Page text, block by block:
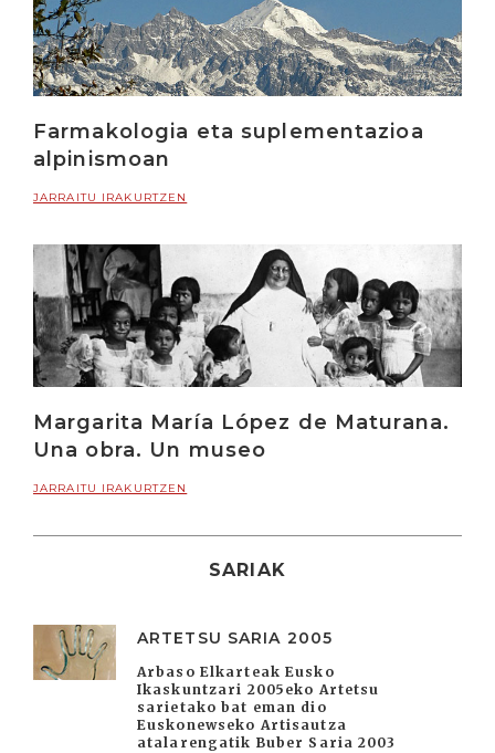
Farmakologia eta suplementazioa
alpinismoan
JARRAITU IRAKURTZEN
Margarita María López de Maturana.
Una obra. Un museo
JARRAITU IRAKURTZEN
SARIAK
ARTETSU SARIA 2005
Arbaso Elkarteak Eusko
Ikaskuntzari 2005eko Artetsu
sarietako bat eman dio
Euskonewseko Artisautza
atalarengatik Buber Saria 2003